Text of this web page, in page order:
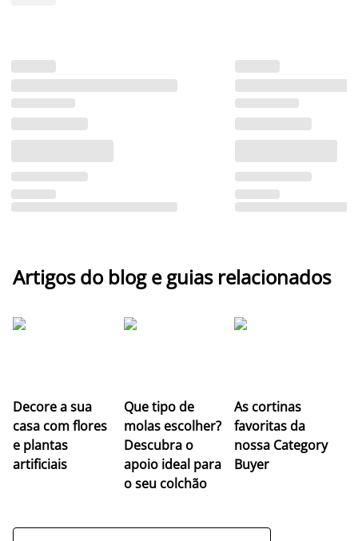
Artigos do blog e guias relacionados
Decore a sua
casa com flores
e plantas
artificiais
Que tipo de
molas escolher?
Descubra o
apoio ideal para
o seu colchão
As cortinas
favoritas da
nossa Category
Buyer